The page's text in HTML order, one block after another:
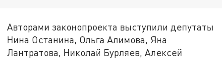
Авторами законопроекта выступили депутаты
Нина Останина, Ольга Алимова, Яна
Лантратова, Николай Бурляев, Алексей